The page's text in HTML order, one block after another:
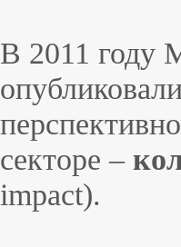
В 2011 году
секторе –
impact).